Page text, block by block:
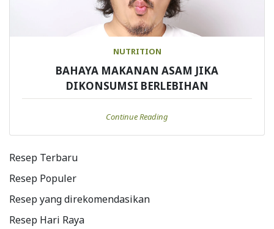
NUTRITION
BAHAYA MAKANAN ASAM JIKA
DIKONSUMSI BERLEBIHAN
Continue Reading
Resep Terbaru
Resep Populer
Resep yang direkomendasikan
Resep Hari Raya